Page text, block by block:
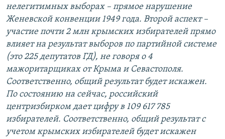
нелегитимных выборах – прямое нарушение
Женевской конвенции 1949 года. Второй аспект –
участие почти 2 млн крымских избирателей прямо
влияет на результат выборов по партийной системе
(это 225 депутатов ГД), не говоря о 4
мажоритарщиках от Крыма и Севастополя.
Соответственно, общий результат будет искажен.
По состоянию на сейчас, российский
центризбирком дает цифру в 109 617 785
избирателей. Соответственно, общий результат с
учетом крымских избирателей будет искажен